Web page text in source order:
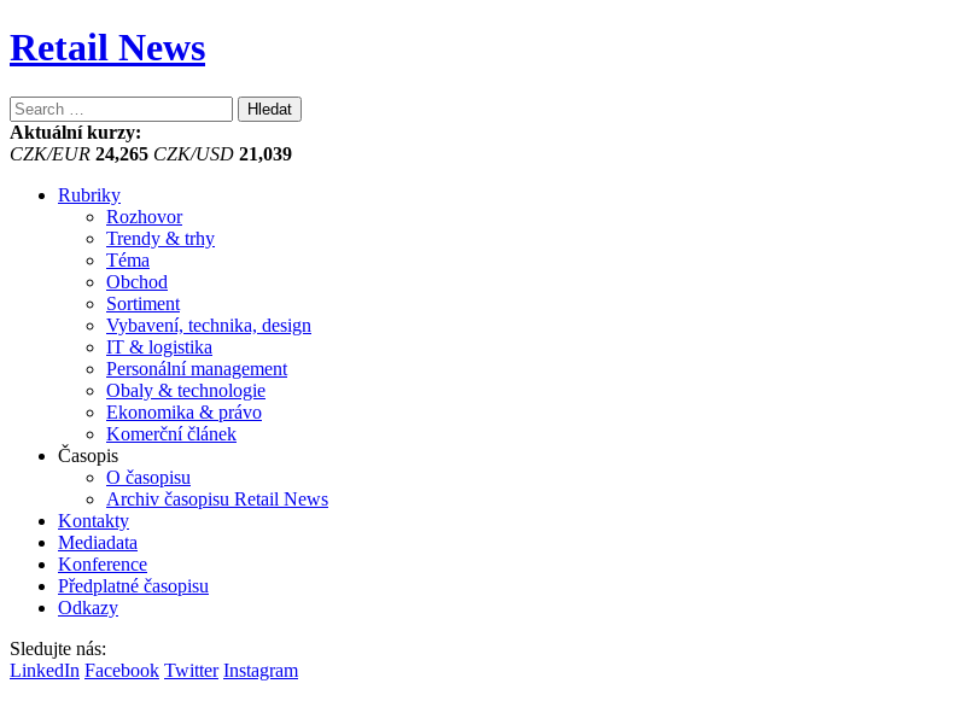
Retail News
Vyhledávání
Aktuální kurzy:
CZK/EUR 24,265 CZK/USD 21,039
Rubriky
Rozhovor
Trendy & trhy
Téma
Obchod
Sortiment
Vybavení, technika, design
IT & logistika
Personální management
Obaly & technologie
Ekonomika & právo
Komerční článek
Časopis
O časopisu
Archiv časopisu Retail News
Kontakty
Mediadata
Konference
Předplatné časopisu
Odkazy
Sledujte nás:
LinkedIn Facebook Twitter Instagram